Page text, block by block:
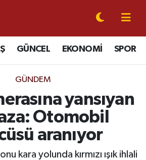
GÜNCEL EKONOMİ SPOR
GÜNDEM
yansıyan
Otomobil
aranıyor
kara yolunda kırmızı ışık ihlali
Nöbetçi Eczaneler
Hava Durumu
Trafik Yoğunluk Haritası
Durumu ve Fikstür